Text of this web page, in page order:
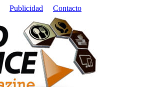
Publicidad Contacto